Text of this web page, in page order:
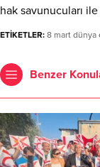
hak savunucuları
ETİKETLER: 8 mart dünya
Benzer